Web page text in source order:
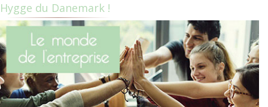
Hygge du Danemark !